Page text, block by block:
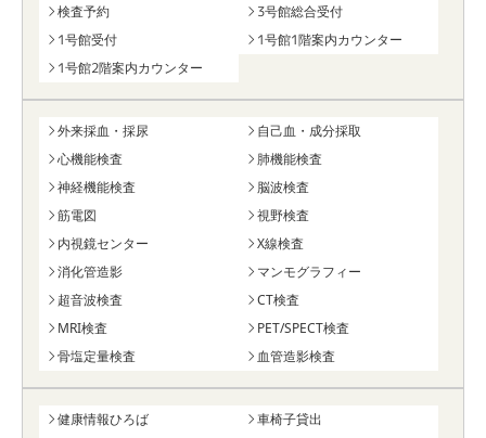
検査予約
3号館総合受付
1号館受付
1号館1階案内カウンター
1号館2階案内カウンター
外来採血・採尿
自己血・成分採取
心機能検査
肺機能検査
神経機能検査
脳波検査
筋電図
視野検査
内視鏡センター
X線検査
消化管造影
マンモグラフィー
超音波検査
CT検査
MRI検査
PET/SPECT検査
骨塩定量検査
血管造影検査
健康情報ひろば
車椅子貸出